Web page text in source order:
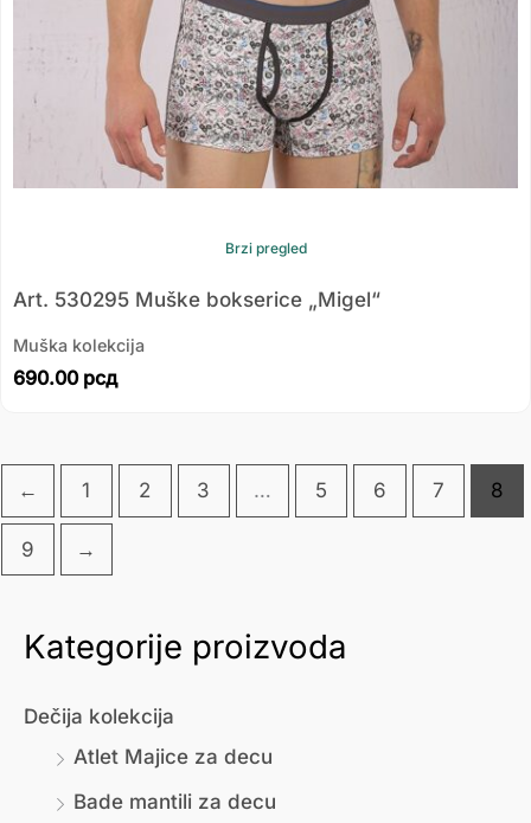
Kategorije proizvoda
Dečija kolekcija
Atlet Majice za decu
Bade mantili za decu
Brzi pregled
Art. 530295 Muške bokserice „Migel“
Muška kolekcija
690.00 рсд
← 1 2 3 … 5 6 7 8
9 →